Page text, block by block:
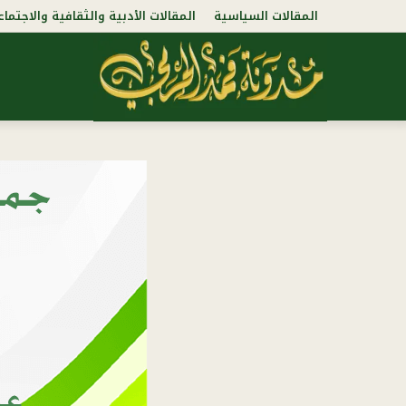
المقالات السياسية المقالات الأدبية والثقافية